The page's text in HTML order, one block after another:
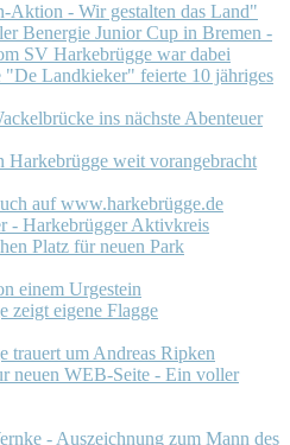
Aktion - Wir gestalten das Land"
Benergie Junior Cup in Bremen -
SV Harkebrügge war dabei
"De Landkieker" feierte 10 jähriges
ins nächste Abenteuer
Harkebrügge weit vorangebracht
auf www.harkebrügge.de
- Harkebrügger Aktivkreis
Platz für neuen Park
einem Urgestein
zeigt eigene Flagge
trauert um Andreas Ripken
neuen WEB-Seite - Ein voller
- Auszeichnung zum Mann des